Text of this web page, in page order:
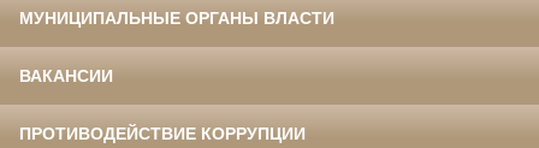
МУНИЦИПАЛЬНЫЕ ОРГАНЫ ВЛАСТИ
ВАКАНСИИ
ПРОТИВОДЕЙСТВИЕ КОРРУПЦИИ